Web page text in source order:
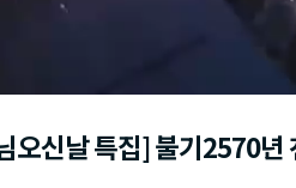
오신날 특집] 불기2570